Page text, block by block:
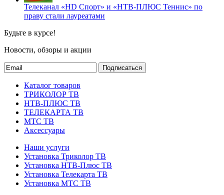
Телеканал «HD Спорт» и «НТВ-ПЛЮС Теннис» по
праву стали лауреатами
Будьте в курсе!
Новости, обзоры и акции
Подписаться
Каталог товаров
ТРИКОЛОР ТВ
НТВ-ПЛЮС ТВ
ТЕЛЕКАРТА ТВ
МТС ТВ
Аксессуары
Наши услуги
Установка Триколор ТВ
Установка НТВ-Плюс ТВ
Установка Телекарта ТВ
Установка МТС ТВ